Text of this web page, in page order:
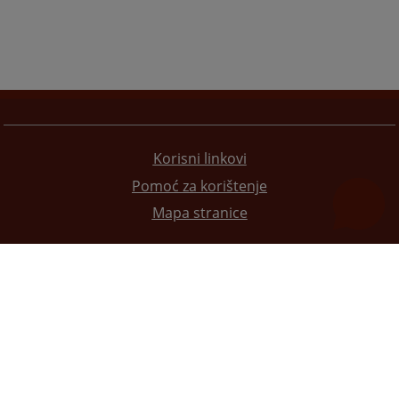
Korisni linkovi
Pomoć za korištenje
Mapa stranice